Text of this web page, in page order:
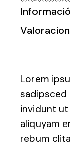
Lorem
invidunt
aliquyam
rebum